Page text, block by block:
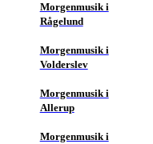
Morgenmusik i
Rågelund
Morgenmusik i
Volderslev
Morgenmusik i
Allerup
Morgenmusik i